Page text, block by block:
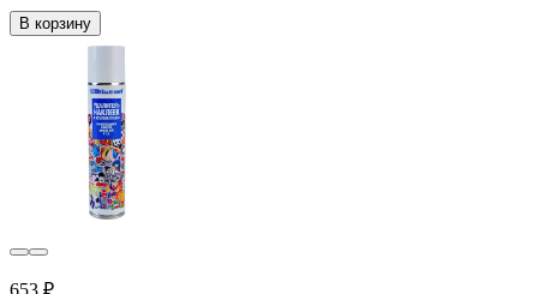
В корзину
653 ₽